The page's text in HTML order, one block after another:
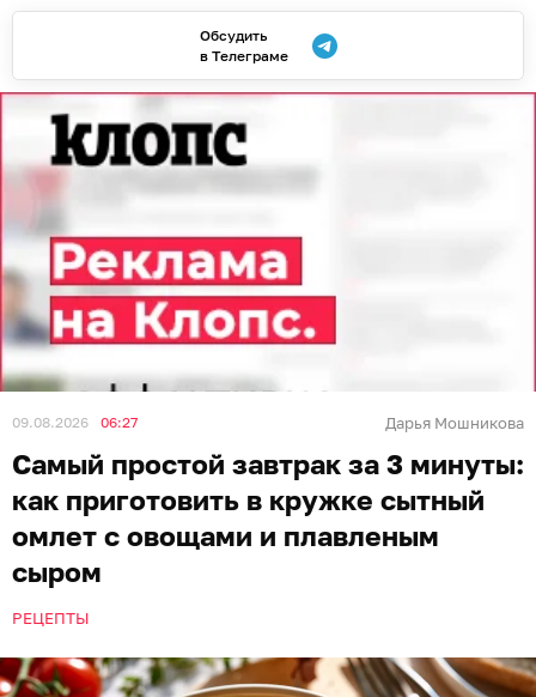
Обсудить
в Телеграме
09.08.2026 06:27 Дарья Мошникова
Самый простой завтрак за 3 минуты:
как приготовить в кружке сытный
омлет с овощами и плавленым
сыром
РЕЦЕПТЫ